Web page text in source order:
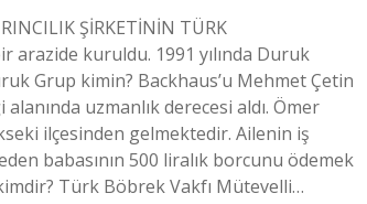
ŞİRKETİNİN TÜRK
arazide kuruldu. 1991 yılında Duruk
Grup kimin? Backhaus’u Mehmet Çetin
uzmanlık derecesi aldı. Ömer
ilçesinden gelmektedir. Ailenin iş
babasının 500 liralık borcunu ödemek
Türk Böbrek Vakfı Mütevelli…